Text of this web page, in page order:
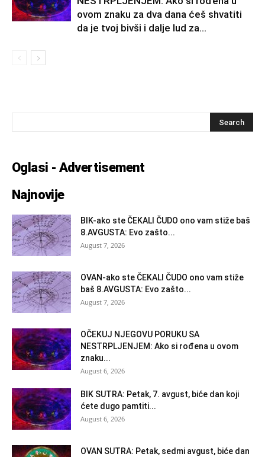
ovom znaku za dva dana ćeš shvatiti
da je tvoj bivši i dalje lud za...
Oglasi - Advertisement
Najnovije
BIK-ako ste ČEKALI ČUDO ono vam stiže baš
8.AVGUSTA: Evo zašto...
August 7, 2026
OVAN-ako ste ČEKALI ČUDO ono vam stiže
baš 8.AVGUSTA: Evo zašto...
August 7, 2026
OČEKUJ NJEGOVU PORUKU SA
NESTRPLJENJEM: Ako si rođena u ovom
znaku...
August 6, 2026
BIK SUTRA: Petak, 7. avgust, biće dan koji
ćete dugo pamtiti...
August 6, 2026
OVAN SUTRA: Petak, sedmi avgust, biće dan